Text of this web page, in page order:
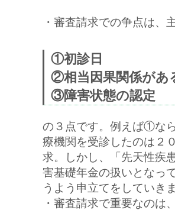
・審査請求での争点は、
①初診日
②相当因果関係があ
③障害状態の認定
の３点です。例えば①な
療機関を受診したのは２
求。しかし、「先天性疾
害基礎年金の扱いとなっ
うよう申立てをしていきま
・審査請求で重要なのは